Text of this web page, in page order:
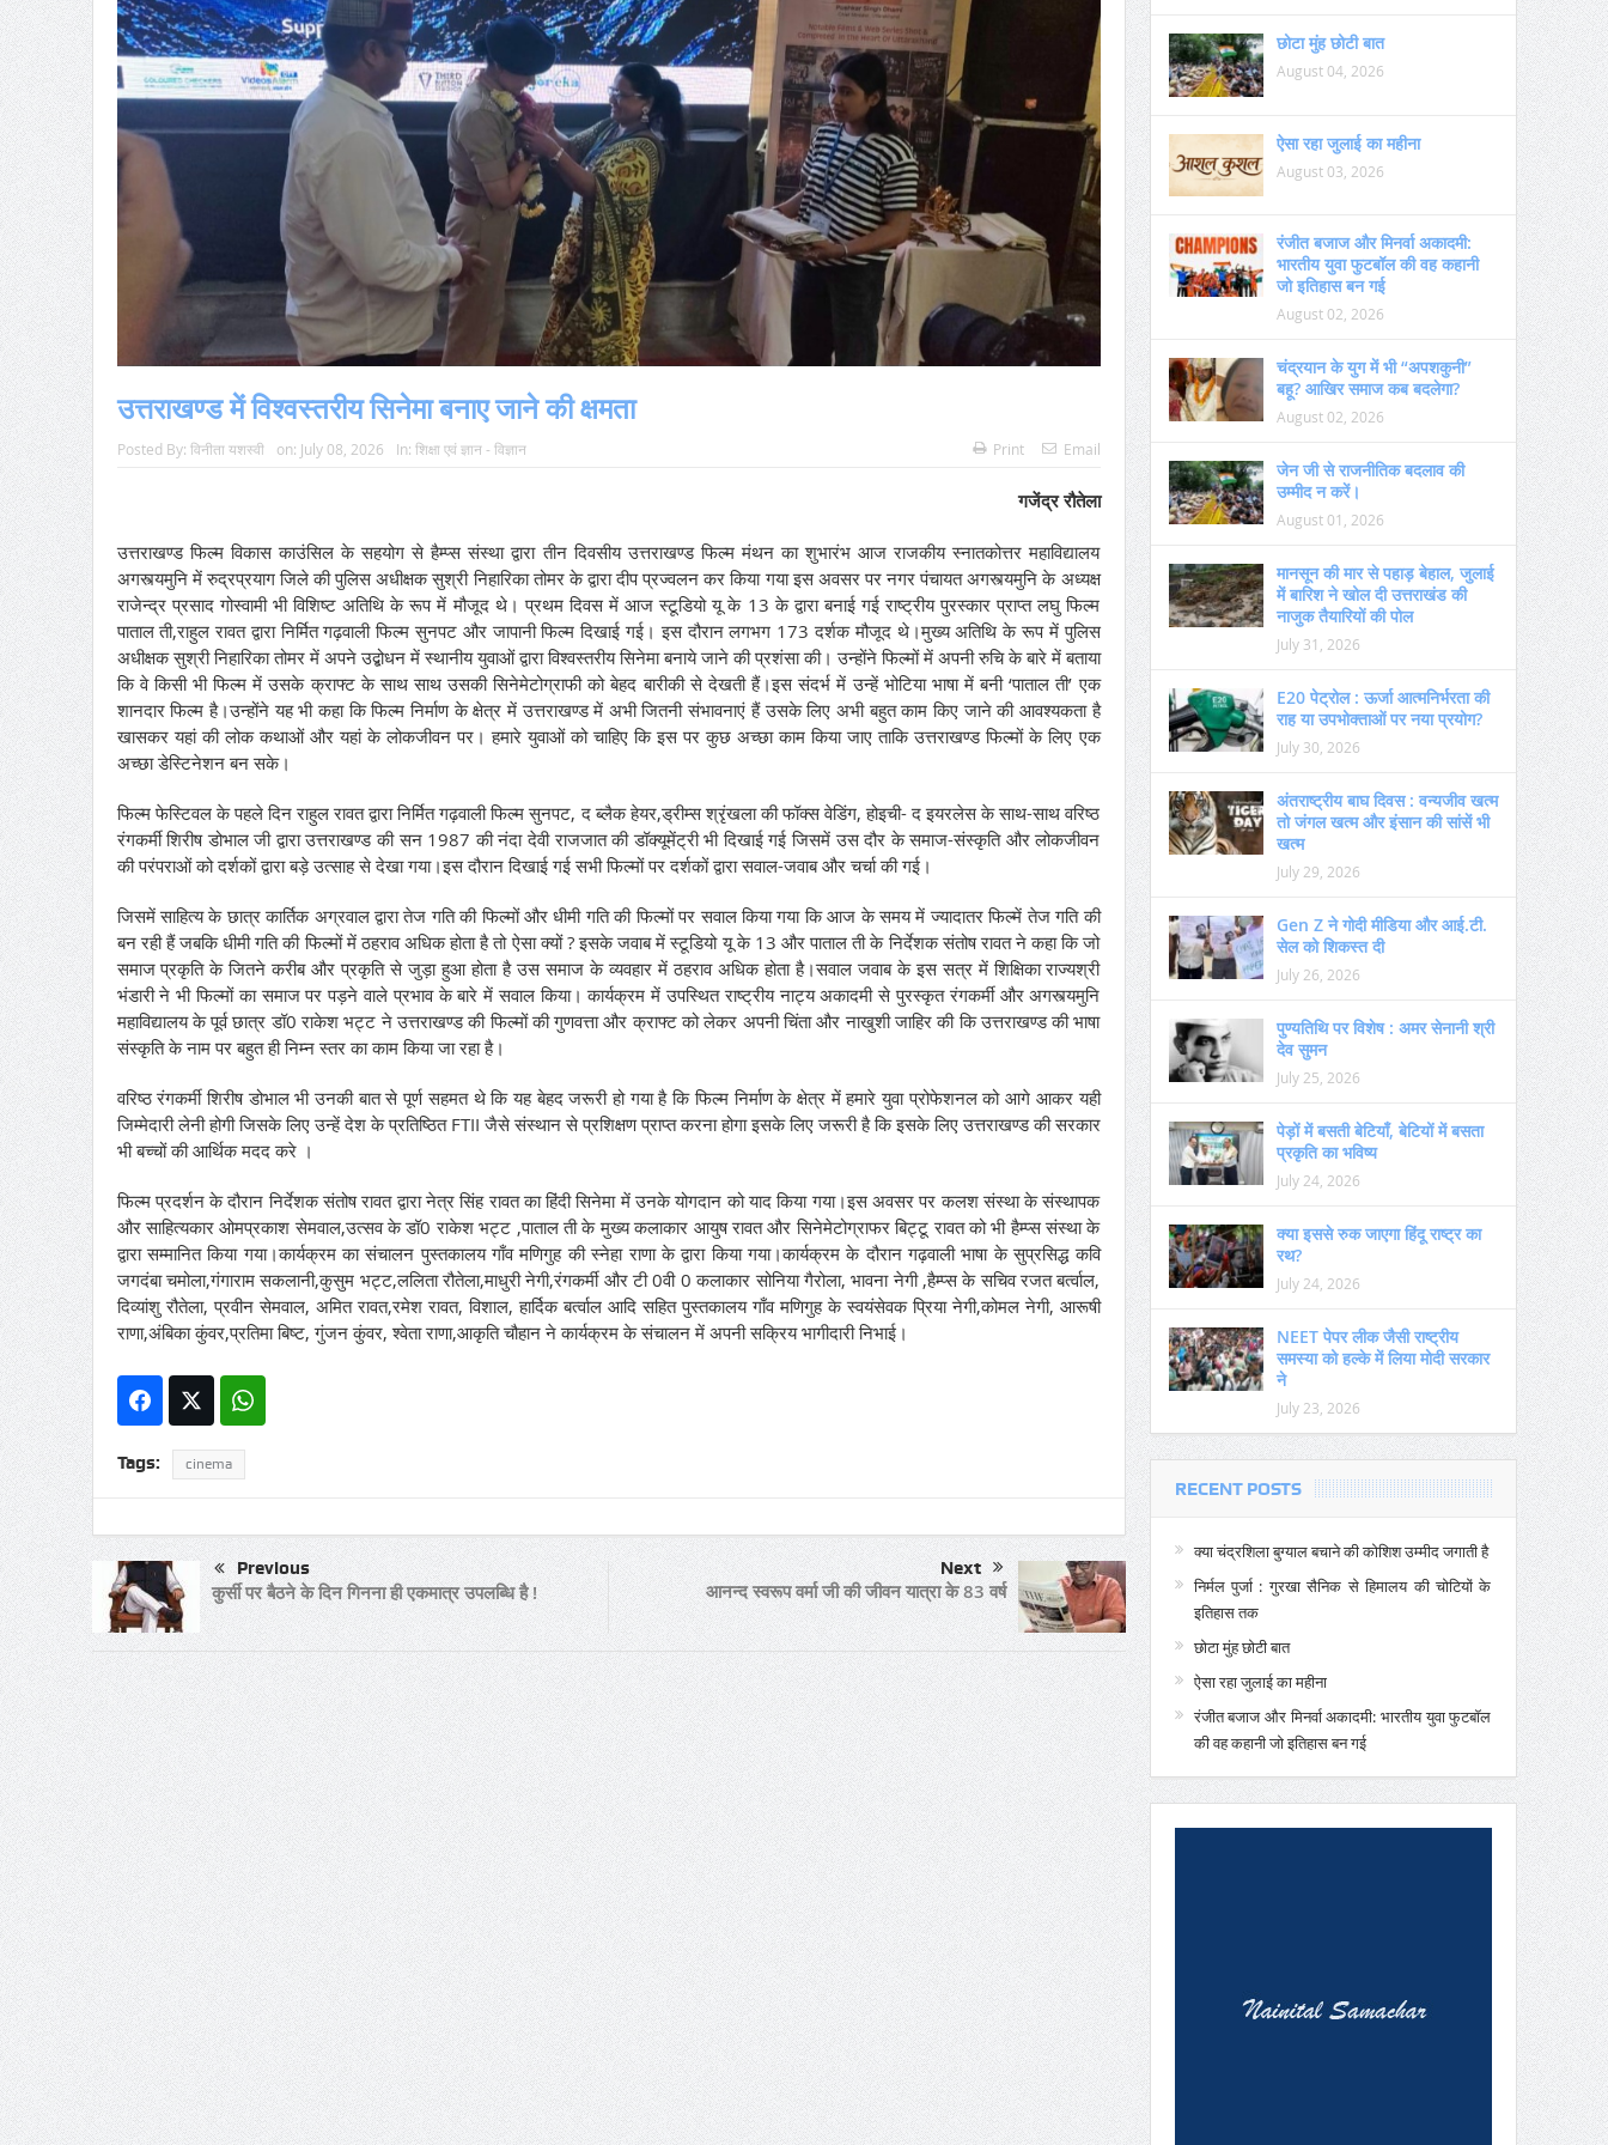
उत्तराखण्ड में विश्वस्तरीय सिनेमा बनाए जाने की क्षमता
Posted By: विनीता यशस्वी on: July 08, 2026 In: शिक्षा एवं ज्ञान - विज्ञान Print Email
गजेंद्र रौतेला
उत्तराखण्ड फिल्म विकास काउंसिल के सहयोग से हैम्प्स संस्था द्वारा तीन दिवसीय उत्तराखण्ड फिल्म मंथन का शुभारंभ आज राजकीय स्नातकोत्तर महाविद्यालय
अगस्त्यमुनि में रुद्रप्रयाग जिले की पुलिस अधीक्षक सुश्री निहारिका तोमर के द्वारा दीप प्रज्वलन कर किया गया इस अवसर पर नगर पंचायत अगस्त्यमुनि के अध्यक्ष
राजेन्द्र प्रसाद गोस्वामी भी विशिष्ट अतिथि के रूप में मौजूद थे। प्रथम दिवस में आज स्टूडियो यू के 13 के द्वारा बनाई गई राष्ट्रीय पुरस्कार प्राप्त लघु फिल्म
पाताल ती,राहुल रावत द्वारा निर्मित गढ़वाली फिल्म सुनपट और जापानी फिल्म दिखाई गई। इस दौरान लगभग 173 दर्शक मौजूद थे।मुख्य अतिथि के रूप में पुलिस
अधीक्षक सुश्री निहारिका तोमर में अपने उद्बोधन में स्थानीय युवाओं द्वारा विश्वस्तरीय सिनेमा बनाये जाने की प्रशंसा की। उन्होंने फिल्मों में अपनी रुचि के बारे में बताया
कि वे किसी भी फिल्म में उसके क्राफ्ट के साथ साथ उसकी सिनेमेटोग्राफी को बेहद बारीकी से देखती हैं।इस संदर्भ में उन्हें भोटिया भाषा में बनी ‘पाताल ती’ एक
शानदार फिल्म है।उन्होंने यह भी कहा कि फिल्म निर्माण के क्षेत्र में उत्तराखण्ड में अभी जितनी संभावनाएं हैं उसके लिए अभी बहुत काम किए जाने की आवश्यकता है
खासकर यहां की लोक कथाओं और यहां के लोकजीवन पर। हमारे युवाओं को चाहिए कि इस पर कुछ अच्छा काम किया जाए ताकि उत्तराखण्ड फिल्मों के लिए एक
अच्छा डेस्टिनेशन बन सके।
फिल्म फेस्टिवल के पहले दिन राहुल रावत द्वारा निर्मित गढ़वाली फिल्म सुनपट, द ब्लैक हेयर,ड्रीम्स श्रृंखला की फॉक्स वेडिंग, होइची- द इयरलेस के साथ-साथ वरिष्ठ
रंगकर्मी शिरीष डोभाल जी द्वारा उत्तराखण्ड की सन 1987 की नंदा देवी राजजात की डॉक्यूमेंट्री भी दिखाई गई जिसमें उस दौर के समाज-संस्कृति और लोकजीवन
की परंपराओं को दर्शकों द्वारा बड़े उत्साह से देखा गया।इस दौरान दिखाई गई सभी फिल्मों पर दर्शकों द्वारा सवाल-जवाब और चर्चा की गई।
जिसमें साहित्य के छात्र कार्तिक अग्रवाल द्वारा तेज गति की फिल्मों और धीमी गति की फिल्मों पर सवाल किया गया कि आज के समय में ज्यादातर फिल्में तेज गति की
बन रही हैं जबकि धीमी गति की फिल्मों में ठहराव अधिक होता है तो ऐसा क्यों ? इसके जवाब में स्टूडियो यू के 13 और पाताल ती के निर्देशक संतोष रावत ने कहा कि जो
समाज प्रकृति के जितने करीब और प्रकृति से जुड़ा हुआ होता है उस समाज के व्यवहार में ठहराव अधिक होता है।सवाल जवाब के इस सत्र में शिक्षिका राज्यश्री
भंडारी ने भी फिल्मों का समाज पर पड़ने वाले प्रभाव के बारे में सवाल किया। कार्यक्रम में उपस्थित राष्ट्रीय नाट्य अकादमी से पुरस्कृत रंगकर्मी और अगस्त्यमुनि
महाविद्यालय के पूर्व छात्र डॉ0 राकेश भट्ट ने उत्तराखण्ड की फिल्मों की गुणवत्ता और क्राफ्ट को लेकर अपनी चिंता और नाखुशी जाहिर की कि उत्तराखण्ड की भाषा
संस्कृति के नाम पर बहुत ही निम्न स्तर का काम किया जा रहा है।
वरिष्ठ रंगकर्मी शिरीष डोभाल भी उनकी बात से पूर्ण सहमत थे कि यह बेहद जरूरी हो गया है कि फिल्म निर्माण के क्षेत्र में हमारे युवा प्रोफेशनल को आगे आकर यही
जिम्मेदारी लेनी होगी जिसके लिए उन्हें देश के प्रतिष्ठित FTII जैसे संस्थान से प्रशिक्षण प्राप्त करना होगा इसके लिए जरूरी है कि इसके लिए उत्तराखण्ड की सरकार
भी बच्चों की आर्थिक मदद करे ।
फिल्म प्रदर्शन के दौरान निर्देशक संतोष रावत द्वारा नेत्र सिंह रावत का हिंदी सिनेमा में उनके योगदान को याद किया गया।इस अवसर पर कलश संस्था के संस्थापक
और साहित्यकार ओमप्रकाश सेमवाल,उत्सव के डॉ0 राकेश भट्ट ,पाताल ती के मुख्य कलाकार आयुष रावत और सिनेमेटोग्राफर बिट्टू रावत को भी हैम्प्स संस्था के
द्वारा सम्मानित किया गया।कार्यक्रम का संचालन पुस्तकालय गाँव मणिगुह की स्नेहा राणा के द्वारा किया गया।कार्यक्रम के दौरान गढ़वाली भाषा के सुप्रसिद्ध कवि
जगदंबा चमोला,गंगाराम सकलानी,कुसुम भट्ट,ललिता रौतेला,माधुरी नेगी,रंगकर्मी और टी 0वी 0 कलाकार सोनिया गैरोला, भावना नेगी ,हैम्प्स के सचिव रजत बर्त्वाल,
दिव्यांशु रौतेला, प्रवीन सेमवाल, अमित रावत,रमेश रावत, विशाल, हार्दिक बर्त्वाल आदि सहित पुस्तकालय गाँव मणिगुह के स्वयंसेवक प्रिया नेगी,कोमल नेगी, आरूषी
राणा,अंबिका कुंवर,प्रतिमा बिष्ट, गुंजन कुंवर, श्वेता राणा,आकृति चौहान ने कार्यक्रम के संचालन में अपनी सक्रिय भागीदारी निभाई।
Tags: cinema
Previous
कुर्सी पर बैठने के दिन गिनना ही एकमात्र उपलब्धि है !
Next
आनन्द स्वरूप वर्मा जी की जीवन यात्रा के 83 वर्ष
छोटा मुंह छोटी बात
August 04, 2026
ऐसा रहा जुलाई का महीना
August 03, 2026
रंजीत बजाज और मिनर्वा अकादमी:
भारतीय युवा फुटबॉल की वह कहानी
जो इतिहास बन गई
August 02, 2026
चंद्रयान के युग में भी “अपशकुनी”
बहू? आखिर समाज कब बदलेगा?
August 02, 2026
जेन जी से राजनीतिक बदलाव की
उम्मीद न करें।
August 01, 2026
मानसून की मार से पहाड़ बेहाल, जुलाई
में बारिश ने खोल दी उत्तराखंड की
नाजुक तैयारियों की पोल
July 31, 2026
E20 पेट्रोल : ऊर्जा आत्मनिर्भरता की
राह या उपभोक्ताओं पर नया प्रयोग?
July 30, 2026
अंतराष्ट्रीय बाघ दिवस : वन्यजीव खत्म
तो जंगल खत्म और इंसान की सांसें भी
खत्म
July 29, 2026
Gen Z ने गोदी मीडिया और आई.टी.
सेल को शिकस्त दी
July 26, 2026
पुण्यतिथि पर विशेष : अमर सेनानी श्री
देव सुमन
July 25, 2026
पेड़ों में बसती बेटियाँ, बेटियों में बसता
प्रकृति का भविष्य
July 24, 2026
क्या इससे रुक जाएगा हिंदू राष्ट्र का
रथ?
July 24, 2026
NEET पेपर लीक जैसी राष्ट्रीय
समस्या को हल्के में लिया मोदी सरकार
ने
July 23, 2026
RECENT POSTS
क्या चंद्रशिला बुग्याल बचाने की कोशिश उम्मीद जगाती है
निर्मल पुर्जा : गुरखा सैनिक से हिमालय की चोटियों के
इतिहास तक
छोटा मुंह छोटी बात
ऐसा रहा जुलाई का महीना
रंजीत बजाज और मिनर्वा अकादमी: भारतीय युवा फुटबॉल
की वह कहानी जो इतिहास बन गई